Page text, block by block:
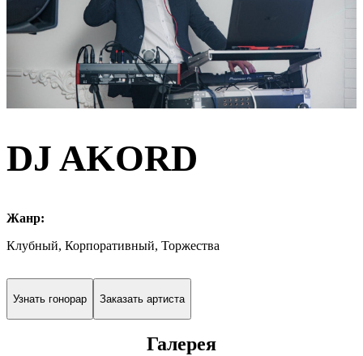
DJ AKORD
Жанр:
Клубный, Корпоративный, Торжества
Узнать гонорар Заказать артиста
Галерея